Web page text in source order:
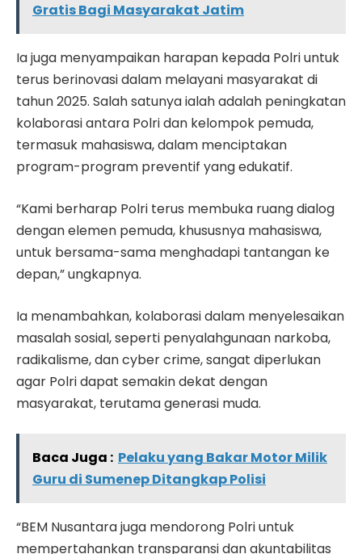
Gratis Bagi Masyarakat Jatim
Ia juga menyampaikan harapan kepada Polri untuk
terus berinovasi dalam melayani masyarakat di
tahun 2025. Salah satunya ialah adalah peningkatan
kolaborasi antara Polri dan kelompok pemuda,
termasuk mahasiswa, dalam menciptakan
program-program preventif yang edukatif.
“Kami berharap Polri terus membuka ruang dialog
dengan elemen pemuda, khususnya mahasiswa,
untuk bersama-sama menghadapi tantangan ke
depan,” ungkapnya.
Ia menambahkan, kolaborasi dalam menyelesaikan
masalah sosial, seperti penyalahgunaan narkoba,
radikalisme, dan cyber crime, sangat diperlukan
agar Polri dapat semakin dekat dengan
masyarakat, terutama generasi muda.
Baca Juga : Pelaku yang Bakar Motor Milik
Guru di Sumenep Ditangkap Polisi
“BEM Nusantara juga mendorong Polri untuk
mempertahankan transparansi dan akuntabilitas